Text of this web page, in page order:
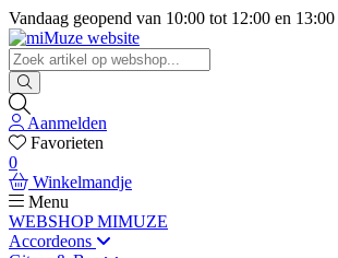
Vandaag geopend van 10:00 tot 12:00 en 13:00
Aanmelden
Favorieten
0
Winkelmandje
Menu
WEBSHOP MIMUZE
Accordeons